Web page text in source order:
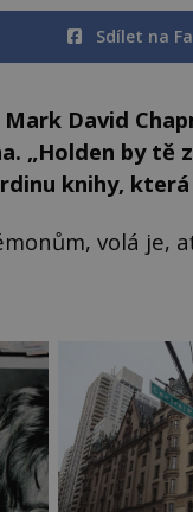
Sdílet na
David
„Holden by
knihy,
volá je,